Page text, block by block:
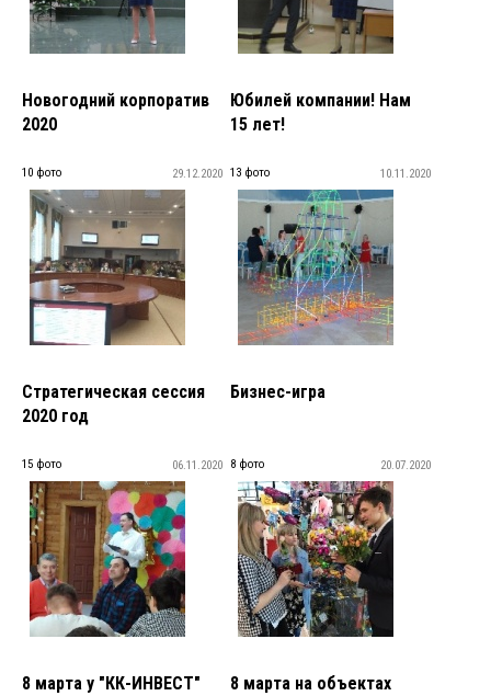
Новогодний корпоратив
2020
29.12.2020
10 фото
Юбилей компании! Нам
15 лет!
10.11.2020
13 фото
Стратегическая сессия
2020 год
06.11.2020
15 фото
Бизнес-игра
20.07.2020
8 фото
8 марта у "КК-ИНВЕСТ"
8 марта на объектах